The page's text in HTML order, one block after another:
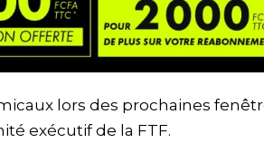
lors des prochaines
exécutif de la FTF.